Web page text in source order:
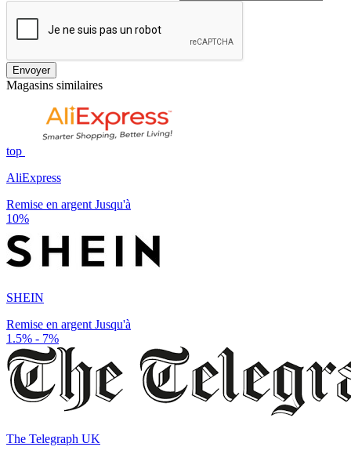
Envoyer
Magasins similaires
top
AliExpress
Remise en argent Jusqu'à
10%
SHEIN
Remise en argent Jusqu'à
1.5% - 7%
The Telegraph UK